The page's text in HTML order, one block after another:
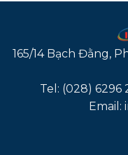
165/14 Bạch Đằng,
Tel: (028) 6296